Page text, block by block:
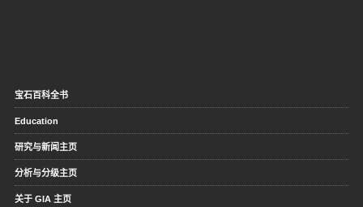
宝石百科全书
Education
研究与新闻主页
分析与分级主页
关于 GIA 主页